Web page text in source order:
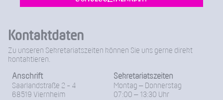
Kontaktdaten
Zu unseren Sekretariatszeiten können Sie uns gerne direkt
kontaktieren.
Anschrift
Saarlandstraße 2 - 4
68519 Viernheim
Sekretariatszeiten
Montag – Donnerstag
07:00 – 13:30 Uhr